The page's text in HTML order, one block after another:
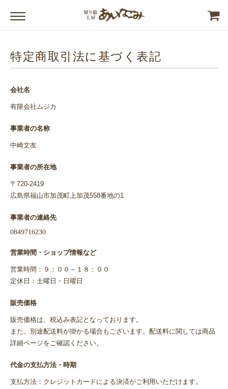
特定商取引法に基づく表記
会社名
有限会社ムジカ
事業者の名称
中崎文友
事業者の所在地
〒720-2419
広島県福山市加茂町上加茂558番地の1
事業者の連絡先
営業時間・ショップ情報など
営業時間：９：００～１８：００
定休日：土曜日・日曜日
販売価格
販売価格は、税込み表記となっております。
また、別途配送料が掛かる場合もございます。配送料に関しては商品
詳細ページをご確認ください。
代金の支払方法・時期
支払方法：クレジットカードによる決済がご利用いただけます。